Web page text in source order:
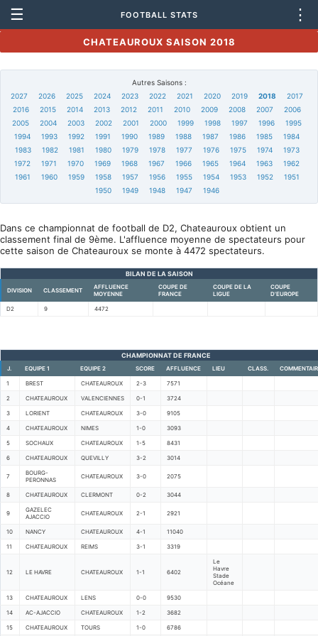
☰ FOOTBALL STATS ⋮
CHATEAUROUX SAISON 2018
Autres Saisons :
2027
2026 2025 2024 2023 2022 2021 2020 2019 2018
2017
2016
2015 2014 2013 2012 2011 2010 2009 2008 2007
2006
2005
2004 2003 2002 2001 2000 1999 1998 1997 1996
1995
1994
1993 1992 1991 1990 1989 1988 1987 1986 1985
1984
1983
1982 1981 1980 1979 1978 1977 1976 1975 1974
1973
1972
1971 1970 1969 1968 1967 1966 1965 1964 1963
1962
1961
1960 1959 1958 1957 1956 1955 1954 1953 1952
1951
1950
1949 1948 1947 1946
Dans ce championnat de football de D2, Chateauroux obtient un
classement final de 9ème. L'affluence moyenne de spectateurs pour
cette saison de Chateauroux se monte à 4472 spectateurs.
BILAN DE LA SAISON
DIVISION CLASSEMENT
AFFLUENCE
MOYENNE
COUPE DE
FRANCE
COUPE DE LA
LIGUE
COUPE
D'EUROPE
D2 9 4472
CHAMPIONNAT DE FRANCE
J. EQUIPE 1 EQUIPE 2 SCORE AFFLUENCE LIEU CLASS.
1 BREST CHATEAUROUX 2-3 7571
2 CHATEAUROUX VALENCIENNES 0-1 3724
3 LORIENT CHATEAUROUX 3-0 9105
4 CHATEAUROUX NIMES 1-0 3093
5 SOCHAUX CHATEAUROUX 1-5 8431
6 CHATEAUROUX QUEVILLY 3-2 3014
7
BOURG-
PERONNAS
CHATEAUROUX 3-0 2075
8 CHATEAUROUX CLERMONT 0-2 3044
9
GAZELEC
AJACCIO
CHATEAUROUX 2-1 2921
10 NANCY CHATEAUROUX 4-1 11040
11 CHATEAUROUX REIMS 3-1 3319
12 LE HAVRE CHATEAUROUX 1-1 6402
Le
Havre
Stade
Océane
13 CHATEAUROUX LENS 0-0 9530
14 AC-AJACCIO CHATEAUROUX 1-2 3682
15 CHATEAUROUX TOURS 1-0 6786